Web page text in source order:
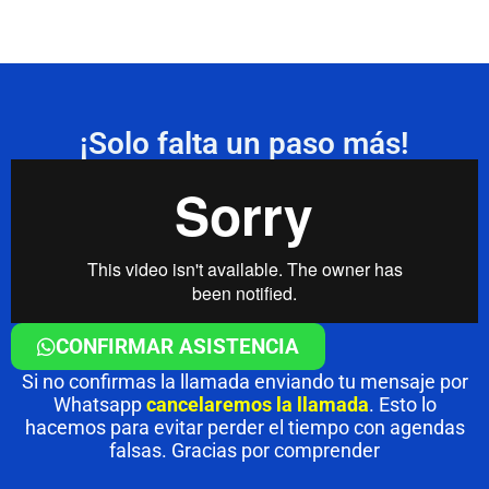
¡Solo falta un paso más!
CONFIRMAR ASISTENCIA
Si no confirmas la llamada enviando tu mensaje por
Whatsappcancelaremos la llamada. Esto lo
hacemos para evitar perder el tiempo con agendas
falsas. Gracias por comprender